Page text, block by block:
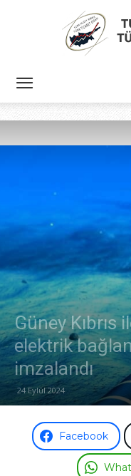
Güney Kıbrıs
elektrik
imzalandı
24 Eylül 2024
Facebook